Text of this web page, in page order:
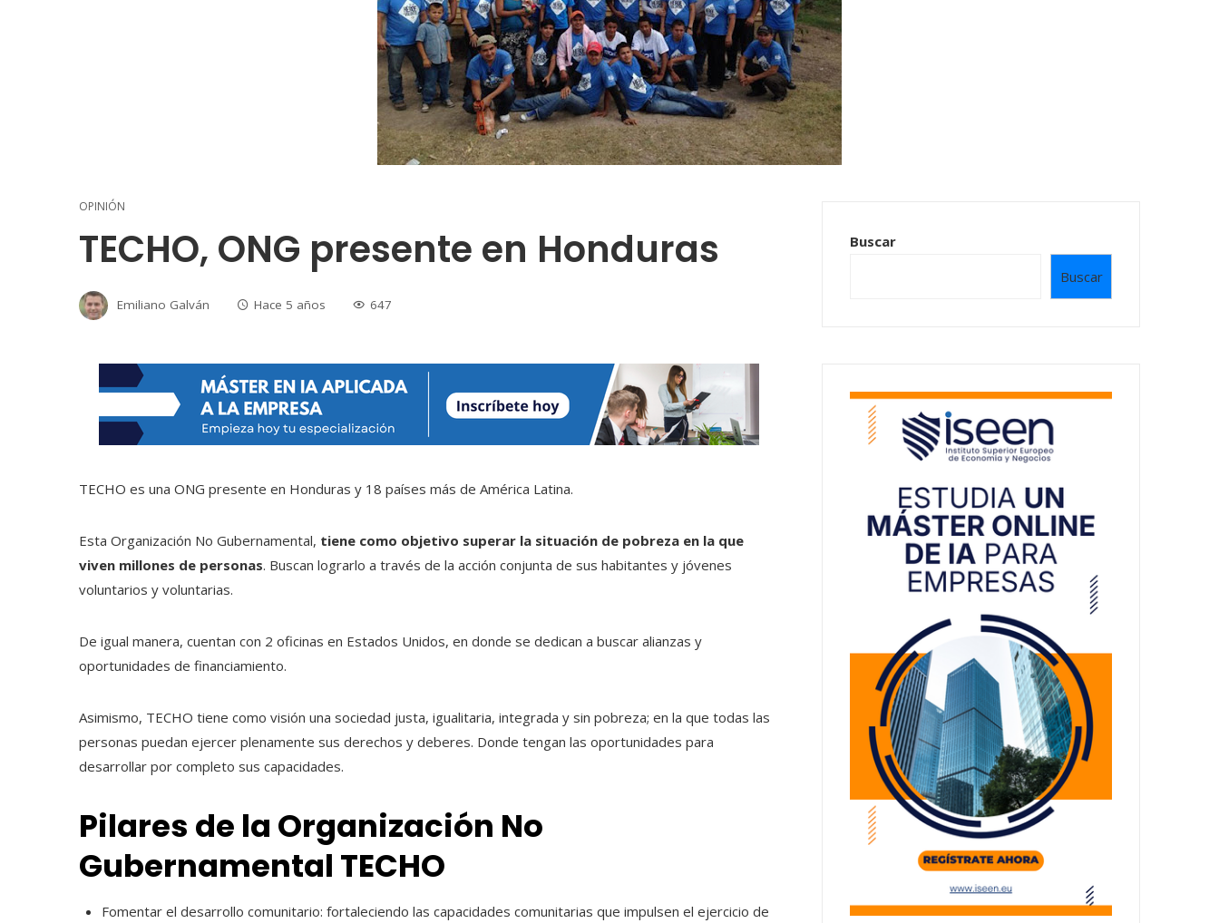
OPINIÓN
TECHO, ONG presente en Honduras
Emiliano Galván Hace 5 años 647
TECHO es una ONG presente en Honduras y 18 países más de América Latina.
Esta Organización No Gubernamental, tiene como objetivo superar la situación de pobreza en la que
viven millones de personas. Buscan lograrlo a través de la acción conjunta de sus habitantes y jóvenes
voluntarios y voluntarias.
De igual manera, cuentan con 2 oficinas en Estados Unidos, en donde se dedican a buscar alianzas y
oportunidades de financiamiento.
Asimismo, TECHO tiene como visión una sociedad justa, igualitaria, integrada y sin pobreza; en la que todas las
personas puedan ejercer plenamente sus derechos y deberes. Donde tengan las oportunidades para
desarrollar por completo sus capacidades.
Pilares de la Organización No
Gubernamental TECHO
Fomentar el desarrollo comunitario: fortaleciendo las capacidades comunitarias que impulsen el ejercicio de
Buscar
Buscar